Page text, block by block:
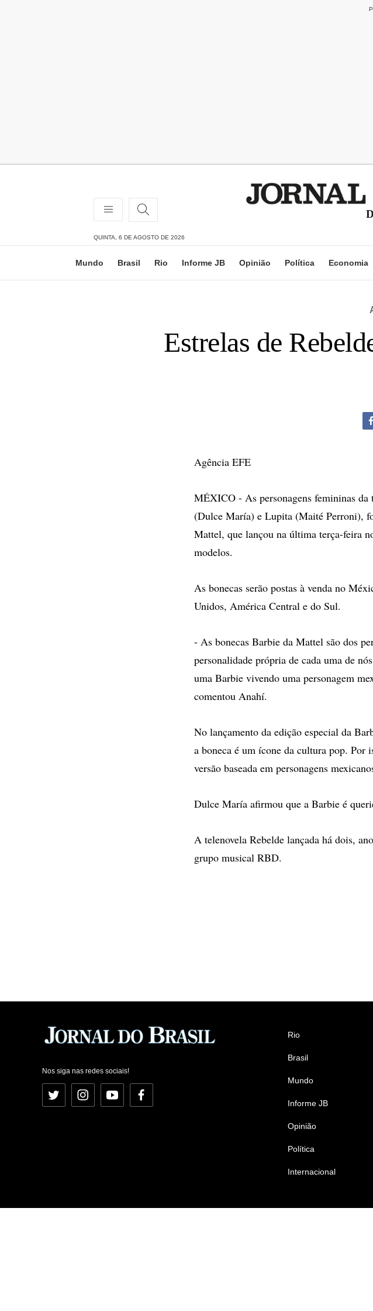
QUINTA, 6 DE AGOSTO DE 2026
Mundo Brasil Rio Informe JB Opinião Política Economia
Estrelas de
Agência EFE
MÉXICO - As personagens femininas
(Dulce María) e Lupita (Maité Perroni),
Mattel, que lançou na última terça-feira
modelos.
As bonecas serão postas à venda no
Unidos, América Central e do Sul.
- As bonecas Barbie da Mattel são dos
personalidade própria de cada uma de
uma Barbie vivendo uma personagem
comentou Anahí.
No lançamento da edição especial da
a boneca é um ícone da cultura pop. Por
versão baseada em personagens
Dulce María afirmou que a Barbie é
A telenovela Rebelde lançada há dois,
grupo musical RBD.
Nos siga nas redes sociais!
Twitter InstagramYouTubeFacebook
Rio
Brasil
Mundo
Informe JB
Opinião
Política
Internacional